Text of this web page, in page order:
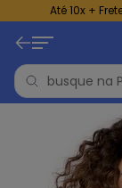
Até 10x +